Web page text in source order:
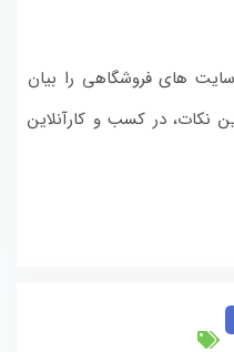
های فروشگاهی را بیان
نکات، در کسب و کارآنلاین